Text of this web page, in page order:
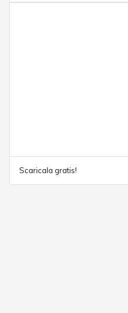
Scaricala gratis!